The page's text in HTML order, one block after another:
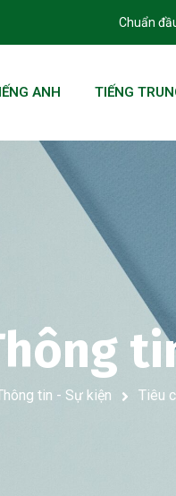
Chuẩn
ANH TIẾNG
tin - Sự kiện Tiêu